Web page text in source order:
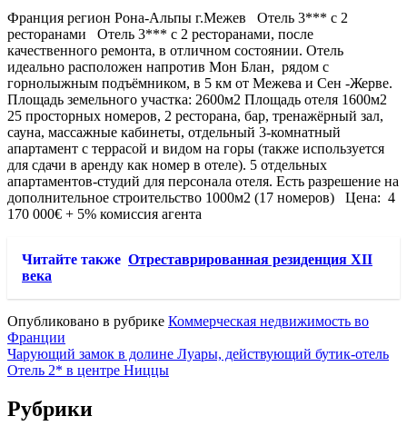
Франция регион Рона-Альпы г.Межев Отель 3*** с 2
ресторанами Отель 3*** с 2 ресторанами, после
качественного ремонта, в отличном состоянии. Отель
идеально расположен напротив Мон Блан, рядом с
горнолыжным подъёмником, в 5 км от Межева и Сен -Жерве.
Площадь земельного участка: 2600м2 Площадь отеля 1600м2
25 просторных номеров, 2 ресторана, бар, тренажёрный зал,
сауна, массажные кабинеты, отдельный 3-комнатный
апартамент с террасой и видом на горы (также используется
для сдачи в аренду как номер в отеле). 5 отдельных
апартаментов-студий для персонала отеля. Есть разрешение на
дополнительное строительство 1000м2 (17 номеров) Цена: 4
170 000€ + 5% комиссия агента
Читайте также Отреставрированная резиденция XII
века
Опубликовано в рубрике Коммерческая недвижимость во
Франции
Навигация
по
записям
Чарующий замок в долине Луары, действующий бутик-отель
Отель 2* в центре Ниццы
Рубрики